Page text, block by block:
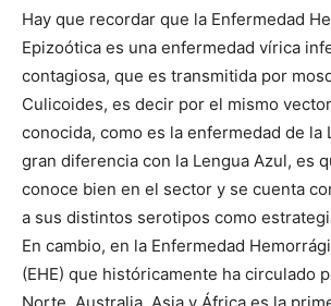
Hay que recordar que la Enfermedad
Epizoótica es una enfermedad vírica
contagiosa, que es transmitida por
Culicoides, es decir por el mismo
conocida, como es la enfermedad de la
gran diferencia con la Lengua Azul, es
conoce bien en el sector y se cuenta
a sus distintos serotipos como
En cambio, en la Enfermedad
(EHE) que históricamente ha circulado
Norte, Australia, Asia y África es la